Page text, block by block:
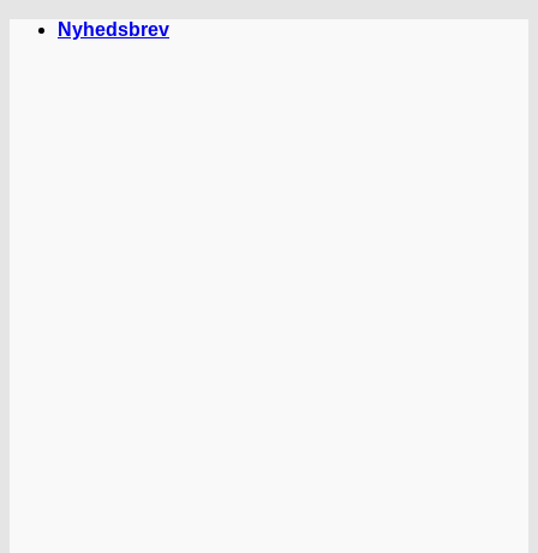
FortsætNyhedsbrev